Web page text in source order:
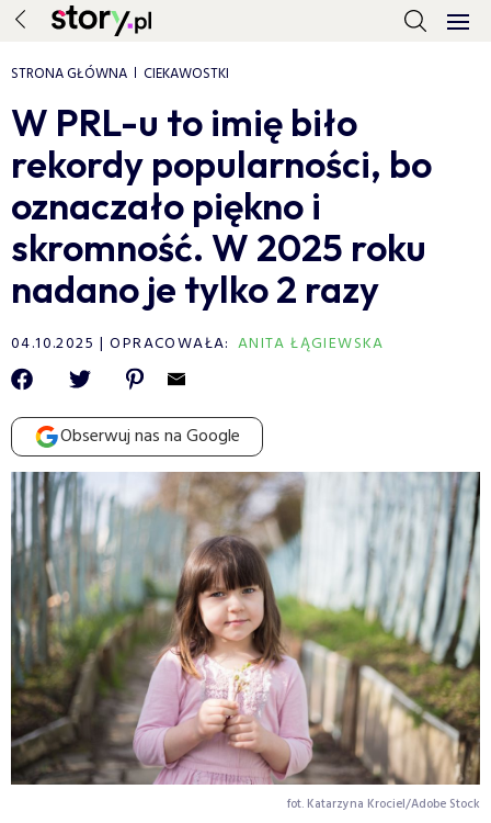
STRONA GŁÓWNA CIEKAWOSTKI
W PRL-u to imię biło
rekordy popularności, bo
oznaczało piękno i
skromność. W 2025 roku
nadano je tylko 2 razy
04.10.2025 OPRACOWAŁA: ANITA ŁĄGIEWSKA
Obserwuj nas na Google
fot. Katarzyna Krociel/Adobe Stock